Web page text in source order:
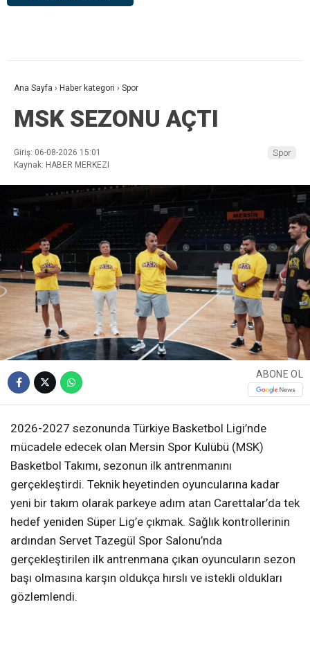
Ana Sayfa › Haber kategori › Spor
MSK SEZONU AÇTI
Giriş: 06-08-2026 15:01
Kaynak: HABER MERKEZI
Spor
ABONE OL
2026-2027 sezonunda Türkiye Basketbol Ligi’nde
mücadele edecek olan Mersin Spor Kulübü (MSK)
Basketbol Takımı, sezonun ilk antrenmanını
gerçekleştirdi. Teknik heyetinden oyuncularına kadar
yeni bir takım olarak parkeye adım atan Carettalar’da tek
hedef yeniden Süper Lig’e çıkmak. Sağlık kontrollerinin
ardından Servet Tazegül Spor Salonu’nda
gerçekleştirilen ilk antrenmana çıkan oyuncuların sezon
başı olmasına karşın oldukça hırslı ve istekli oldukları
gözlemlendi.